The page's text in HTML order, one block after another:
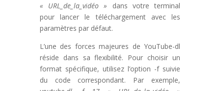
« URL_de_la_vidéo » dans votre terminal
pour lancer le téléchargement avec les
paramètres par défaut.
L’une des forces majeures de YouTube-dl
réside dans sa flexibilité. Pour choisir un
format spécifique, utilisez l’option -f suivie
du code correspondant. Par exemple,